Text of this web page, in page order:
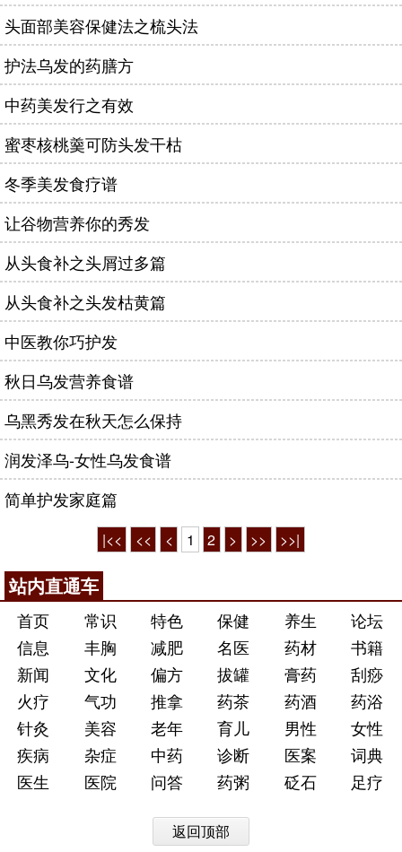
头面部美容保健法之梳头法
护法乌发的药膳方
中药美发行之有效
蜜枣核桃羹可防头发干枯
冬季美发食疗谱
让谷物营养你的秀发
从头食补之头屑过多篇
从头食补之头发枯黄篇
中医教你巧护发
秋日乌发营养食谱
乌黑秀发在秋天怎么保持
润发泽乌-女性乌发食谱
简单护发家庭篇
|<< << < 1 2 > >> >>|
站内直通车
首页 常识 特色 保健 养生
论坛
信息
丰胸 减肥 名医 药材
书籍
新闻
文化 偏方 拔罐 膏药
刮痧
火疗
气功 推拿 药茶 药酒
药浴
针灸
美容 老年 育儿 男性
女性
疾病
杂症 中药 诊断 医案
词典
医生
医院 问答 药粥 砭石 足疗
返回顶部